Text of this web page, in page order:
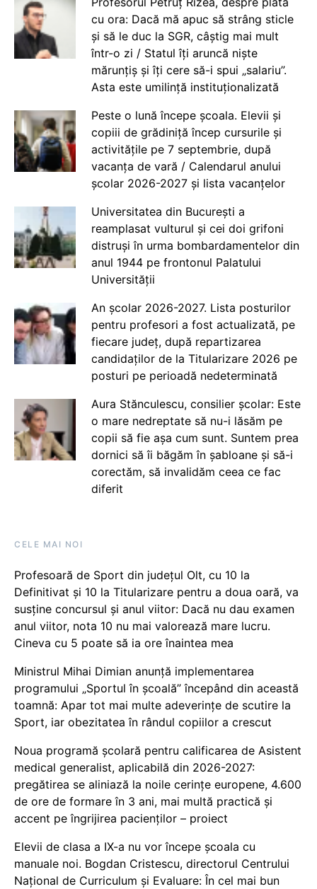
cu ora: Dacă mă apuc să strâng sticle
și să le duc la SGR, câștig mai mult
într-o zi / Statul îți aruncă niște
mărunțiș și îți cere să-i spui „salariu”.
Asta este umilință instituționalizată
Peste o lună începe școala. Elevii și
copiii de grădiniță încep cursurile și
activitățile pe 7 septembrie, după
vacanța de vară / Calendarul anului
școlar 2026-2027 și lista vacanțelor
Universitatea din București a
reamplasat vulturul și cei doi grifoni
distruși în urma bombardamentelor din
anul 1944 pe frontonul Palatului
Universității
An școlar 2026-2027. Lista posturilor
pentru profesori a fost actualizată, pe
fiecare județ, după repartizarea
candidaților de la Titularizare 2026 pe
posturi pe perioadă nedeterminată
Aura Stănculescu, consilier școlar: Este
o mare nedreptate să nu-i lăsăm pe
copii să fie așa cum sunt. Suntem prea
dornici să îi băgăm în șabloane și să-i
corectăm, să invalidăm ceea ce fac
diferit
CELE MAI NOI
Profesoară de Sport din județul Olt, cu 10 la
Definitivat și 10 la Titularizare pentru a doua oară, va
susține concursul și anul viitor: Dacă nu dau examen
anul viitor, nota 10 nu mai valorează mare lucru.
Cineva cu 5 poate să ia ore înaintea mea
Ministrul Mihai Dimian anunță implementarea
programului „Sportul în școală” începând din această
toamnă: Apar tot mai multe adeverințe de scutire la
Sport, iar obezitatea în rândul copiilor a crescut
Noua programă școlară pentru calificarea de Asistent
medical generalist, aplicabilă din 2026-2027:
pregătirea se aliniază la noile cerințe europene, 4.600
de ore de formare în 3 ani, mai multă practică și
accent pe îngrijirea pacienților – proiect
Elevii de clasa a IX-a nu vor începe școala cu
manuale noi. Bogdan Cristescu, directorul Centrului
Național de Curriculum și Evaluare: În cel mai bun